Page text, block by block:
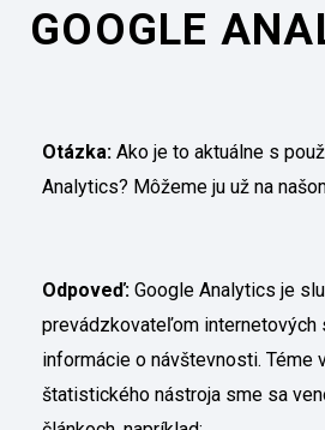
GOOGLE
Otázka: Ako je to aktuálne s
Analytics? Môžeme ju už na
Odpoveď: Google Analytics je
prevádzkovateľom internetových
informácie o návštevnosti. Téme
štatistického nástroja sme sa